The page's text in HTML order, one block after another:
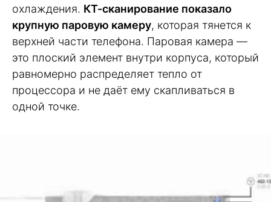
охлаждения. КТ-сканирование показало
крупную паровую камеру, которая тянется к
верхней части телефона. Паровая камера —
это плоский элемент внутри корпуса, который
равномерно распределяет тепло от
процессора и не даёт ему скапливаться в
одной точке.